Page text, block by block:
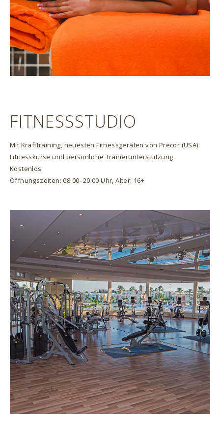
FITNESSSTUDIO
Mit Krafttraining, neuesten Fitnessgeräten von Precor (USA).
Fitnesskurse und persönliche Trainerunterstützung.
Kostenlos
Öffnungszeiten: 08:00–20:00 Uhr, Alter: 16+